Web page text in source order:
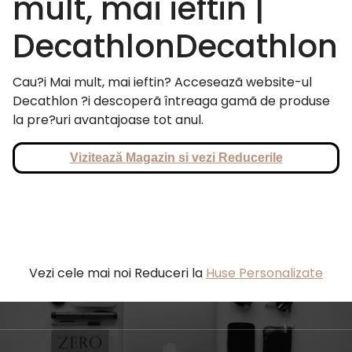
DecathlonDecathlon
Cau?i Mai mult, mai ieftin? Acceseazã website-ul
Decathlon ?i descoperã întreaga gamã de produse
la pre?uri avantajoase tot anul.
Vizitează Magazin si vezi Reducerile
Vezi cele mai noi Reduceri la Huse Personalizate